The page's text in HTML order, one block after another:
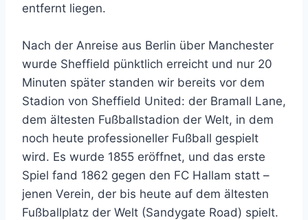
entfernt liegen.
Nach der Anreise aus Berlin über Manchester
wurde Sheffield pünktlich erreicht und nur 20
Minuten später standen wir bereits vor dem
Stadion von Sheffield United: der Bramall Lane,
dem ältesten Fußballstadion der Welt, in dem
noch heute professioneller Fußball gespielt
wird. Es wurde 1855 eröffnet, und das erste
Spiel fand 1862 gegen den FC Hallam statt –
jenen Verein, der bis heute auf dem ältesten
Fußballplatz der Welt (Sandygate Road) spielt.